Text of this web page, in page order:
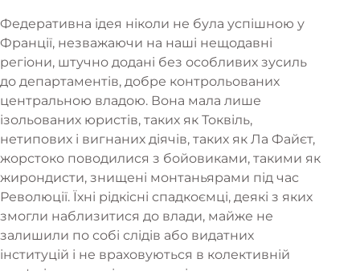
Федеративна ідея ніколи не була успішною у
Франції, незважаючи на наші нещодавні
регіони, штучно додані без особливих зусиль
до департаментів, добре контрольованих
центральною владою. Вона мала лише
ізольованих юристів, таких як Токвіль,
нетипових і вигнаних діячів, таких як Ла Файєт,
жорстоко поводилися з бойовиками, такими як
жирондисти, знищені монтаньярами під час
Революції. Їхні рідкісні спадкоємці, деякі з яких
змогли наблизитися до влади, майже не
залишили по собі слідів або видатних
інституцій і не враховуються в колективній